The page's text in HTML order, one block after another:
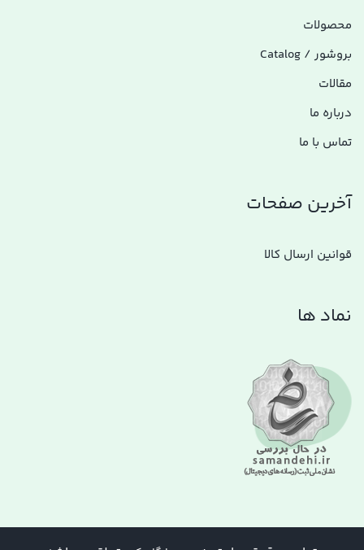
محصولات
بروشور / Catalog
مقالات
درباره ما
تماس با ما
آخرین صفحات
قوانین ارسال کالا
نماد ها